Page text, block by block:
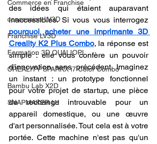
Commerce en Franchise
concession LV3D
Franchise LV3D
Formation 3D QUALIOPI
CREALITY SPARKX i7 Color Combo
Bambu Lab X2D
SNAPMAKER U1
des idées qui étaient auparavant
pourquoi acheter une imprimante 3D
Creality K2 Plus Combo, la réponse est
simple : elle vous confère un pouvoir
d'innovation sans précédent. Imaginez
un instant : un prototype fonctionnel
pour votre projet de startup, une pièce
de rechange introuvable pour un
appareil domestique, ou une œuvre
d'art personnalisée. Tout cela est à votre
portée. Cette machine n'est pas qu'un